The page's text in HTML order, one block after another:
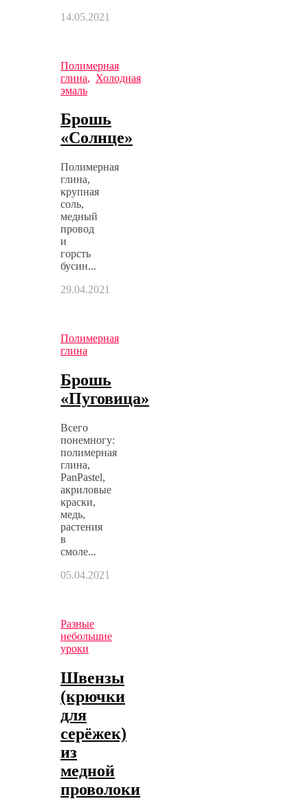
14.05.2021
Полимерная
глина, Холодная
эмаль
Брошь
«Солнце»
Полимерная
глина,
крупная
соль,
медный
провод
и
горсть
бусин...
29.04.2021
Полимерная
глина
Брошь
«Пуговица»
Всего
понемногу:
полимерная
глина,
PanPastel,
акриловые
краски,
медь,
растения
в
смоле...
05.04.2021
Разные
небольшие
уроки
Швензы
(крючки
для
серёжек)
из
медной
проволоки